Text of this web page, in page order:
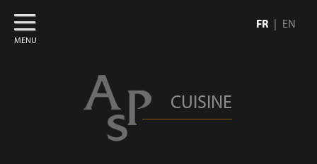
FR EN
MENU
CUISINE